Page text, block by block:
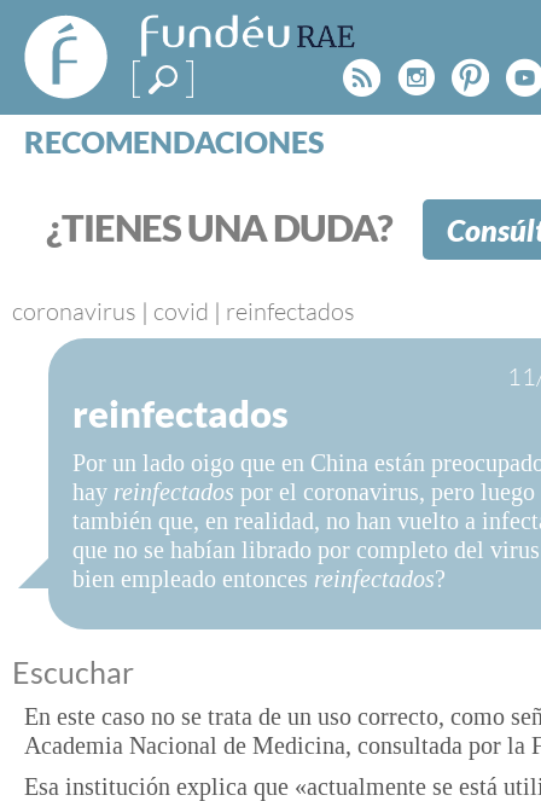
FundéuRAE
- Fundación
del Español
Urgente
Rss
RECOMENDACIONES
CATEGORÍAS
ESPECIALES
BLOG
NOTICIAS
SOBRE LA FUNDÉURAE
FundéuRAE es una fundación patrocinada por la
el buen uso del español en los medios de
Internet.
¿TIENES UNA DUDA?
coronavirus | covid | reinfectados
reinfectados
Por un lado oigo que en China están
hay reinfectados por el coronavirus, pero luego
también que, en realidad, no han vuelto a
que no se habían librado por completo del
bien empleado entonces reinfectados?
Escuchar
En este caso no se trata de un uso correcto, como
Academia Nacional de Medicina, consultada por la
Esa institución explica que «actualmente se está